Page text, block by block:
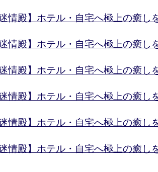
迷情殿】ホテル・自宅へ極上の癒し
迷情殿】ホテル・自宅へ極上の癒し
迷情殿】ホテル・自宅へ極上の癒し
迷情殿】ホテル・自宅へ極上の癒し
迷情殿】ホテル・自宅へ極上の癒し
迷情殿】ホテル・自宅へ極上の癒し